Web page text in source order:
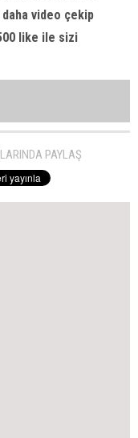
daha video çekip
like ile sizi
PAYLAŞ